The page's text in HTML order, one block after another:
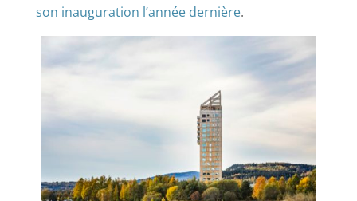
son inauguration l’année dernière.